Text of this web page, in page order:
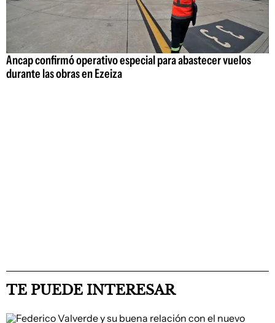
Ancap confirmó operativo especial para abastecer vuelos
durante las obras en Ezeiza
TE PUEDE INTERESAR